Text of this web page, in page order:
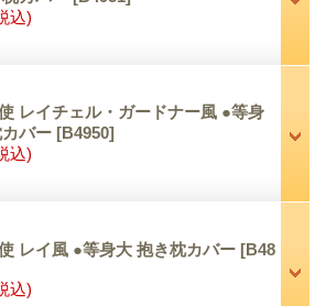
込)
レイチェル・ガードナー風 ●等身
バー [B4950]
込)
レイ風 ●等身大 抱き枕カバー [B48
込)